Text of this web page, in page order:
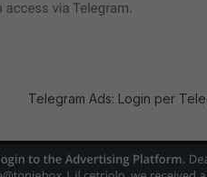
Telegram Ads: Login per